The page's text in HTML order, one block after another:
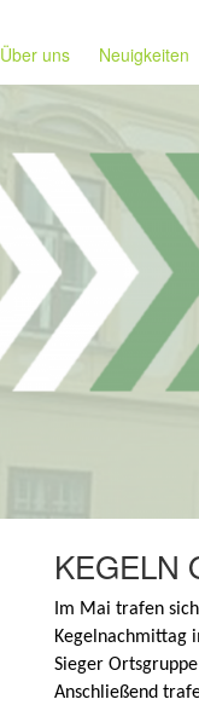
Über uns Neuigkeiten
KEGELN
Im Mai trafen
Kegelnachmittag
Sieger
Anschließend